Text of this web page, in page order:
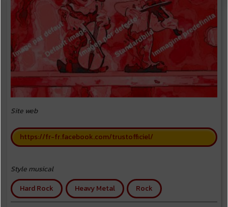
Site web
https://fr-fr.facebook.com/trustofficiel/
Style musical
Hard Rock
Heavy Metal Rock